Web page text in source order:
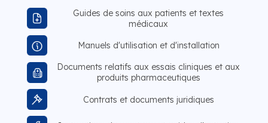
Guides de soins aux patients et textes
médicaux
Manuels d'utilisation et d'installation
Documents relatifs aux essais cliniques et aux
produits pharmaceutiques
Contrats et documents juridiques